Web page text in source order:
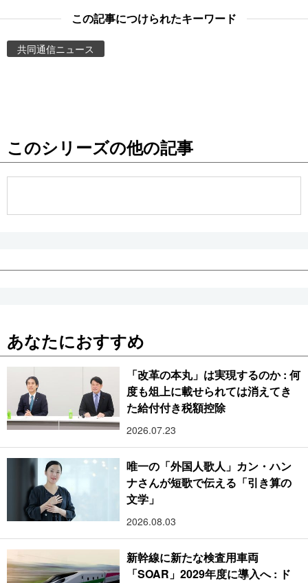
お知らせ
この記事につけられたキーワード
共同通信ニュース
このシリーズの他の記事
あなたにおすすめ
「改革の本丸」は実現するのか : 何
度も俎上に載せられては消えてき
た給付付き税額控除
2026.07.23
唯一の「外国人歌人」カン・ハン
ナさんが短歌で伝える「引き算の
文学」
2026.08.03
新幹線に新たな検査用車両
「SOAR」2029年度に導入へ : ド